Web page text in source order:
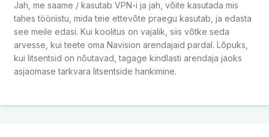
Jah, me saame / kasutab VPN-i ja jah, võite kasutada mis
tahes tööriistu, mida teie ettevõte praegu kasutab, ja edasta
see meile edasi. Kui koolitus on vajalik, siis võtke seda
arvesse, kui teete oma Navision arendajaid pardal. Lõpuks,
kui litsentsid on nõutavad, tagage kindlasti arendaja jaoks
asjaomase tarkvara litsentside hankimine.